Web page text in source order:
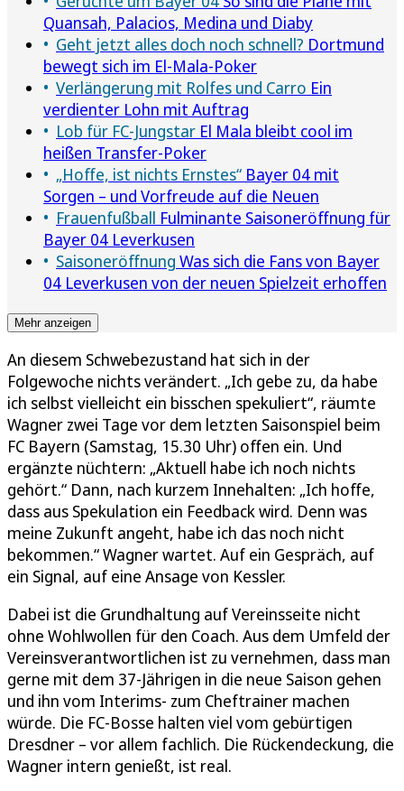
Quansah, Palacios, Medina und Diaby
Geht jetzt alles doch noch schnell? Dortmund
bewegt sich im El-Mala-Poker
Verlängerung mit Rolfes und Carro Ein
verdienter Lohn mit Auftrag
Lob für FC-Jungstar El Mala bleibt cool im
heißen Transfer-Poker
„Hoffe, ist nichts Ernstes“ Bayer 04 mit
Sorgen – und Vorfreude auf die Neuen
Frauenfußball Fulminante Saisoneröffnung für
Bayer 04 Leverkusen
Saisoneröffnung Was sich die Fans von Bayer
04 Leverkusen von der neuen Spielzeit erhoffen
Mehr anzeigen
An diesem Schwebezustand hat sich in der
Folgewoche nichts verändert. „Ich gebe zu, da habe
ich selbst vielleicht ein bisschen spekuliert“, räumte
Wagner zwei Tage vor dem letzten Saisonspiel beim
FC Bayern (Samstag, 15.30 Uhr) offen ein. Und
ergänzte nüchtern: „Aktuell habe ich noch nichts
gehört.“ Dann, nach kurzem Innehalten: „Ich hoffe,
dass aus Spekulation ein Feedback wird. Denn was
meine Zukunft angeht, habe ich das noch nicht
bekommen.“ Wagner wartet. Auf ein Gespräch, auf
ein Signal, auf eine Ansage von Kessler.
Dabei ist die Grundhaltung auf Vereinsseite nicht
ohne Wohlwollen für den Coach. Aus dem Umfeld der
Vereinsverantwortlichen ist zu vernehmen, dass man
gerne mit dem 37-Jährigen in die neue Saison gehen
und ihn vom Interims- zum Cheftrainer machen
würde. Die FC-Bosse halten viel vom gebürtigen
Dresdner – vor allem fachlich. Die Rückendeckung, die
Wagner intern genießt, ist real.